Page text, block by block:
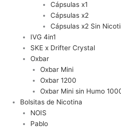
Cápsulas x1
Cápsulas x2
Cápsulas x2 Sin
IVG 4in1
SKE x Drifter Crystal
Oxbar
Oxbar Mini
Oxbar 1200
Oxbar Mini sin Humo
Bolsitas de Nicotina
NOIS
Pablo